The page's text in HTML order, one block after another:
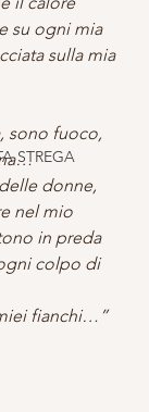
STREGA
su ogni mia
sulla mia
sono fuoco,
donne,
nel mio
in preda
colpo di
fianchi…”